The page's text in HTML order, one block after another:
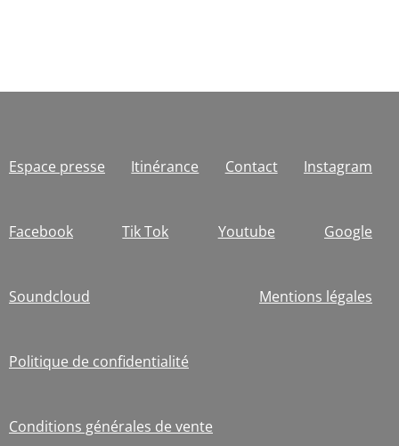
Espace presse Itinérance Contact Instagram
Facebook Tik Tok Youtube Google
Soundcloud Mentions légales
Politique de confidentialité
Conditions générales de vente